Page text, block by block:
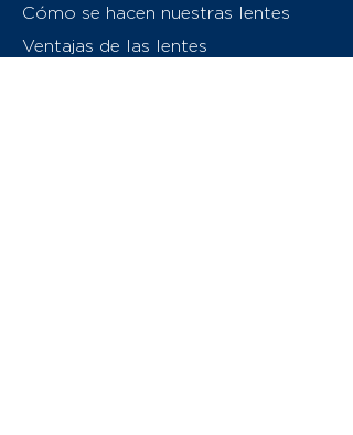
Cómo se hacen nuestras lentes
Ventajas de las lentes